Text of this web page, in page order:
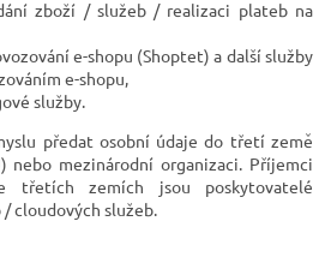
zboží / služeb / realizaci plateb na
e-shopu (Shoptet) a další služby
e-shopu,
služby.
předat osobní údaje do třetí země
nebo mezinárodní organizaci. Příjemci
třetích zemích jsou poskytovatelé
cloudových služeb.